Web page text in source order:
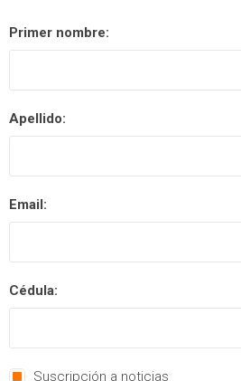
Primer nombre:
Apellido:
Email:
Cédula:
Suscripción a noticias